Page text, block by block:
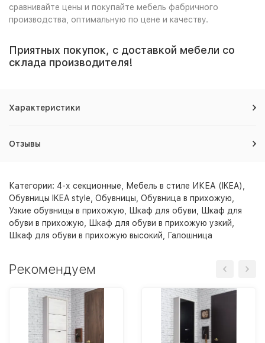
сравнивайте цены и покупайте мебель фабричного
производства, оптимальную по цене и качеству.
Приятных покупок, с доставкой мебели со
склада производителя!
Характеристики
Отзывы
Категории: 4-х секционные Мебель в стиле ИКЕА (IKEA)
Обувницы IKEA style Обувницы Обувница в прихожую
Узкие обувницы в прихожую
Шкаф для обуви
Шкаф для
обуви в прихожую
Шкаф для обуви в прихожую узкий
Шкаф для обуви в прихожую высокий
Галошница
Рекомендуем